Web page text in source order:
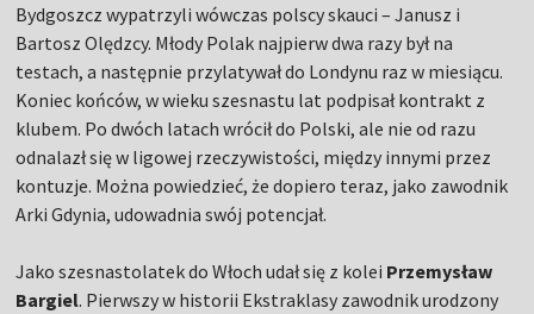
Bydgoszcz wypatrzyli wówczas polscy skauci – Janusz i
Bartosz Olędzcy. Młody Polak najpierw dwa razy był na
testach, a następnie przylatywał do Londynu raz w miesiącu.
Koniec końców, w wieku szesnastu lat podpisał kontrakt z
klubem. Po dwóch latach wrócił do Polski, ale nie od razu
odnalazł się w ligowej rzeczywistości, między innymi przez
kontuzje. Można powiedzieć, że dopiero teraz, jako zawodnik
Arki Gdynia, udowadnia swój potencjał.
Jako szesnastolatek do Włoch udał się z kolei Przemysław
Bargiel. Pierwszy w historii Ekstraklasy zawodnik urodzony